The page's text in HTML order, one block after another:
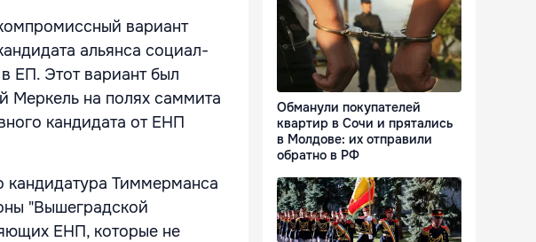
вариант
альянса социал-
ЕП. Этот вариант был
Меркель на полях саммита
кандидата от ЕНП
кандидатура Тиммерманса
"Вышеградской
ЕНП, которые не
Обманули покупателей
квартир в Сочи и прятались
в Молдове: их отправили
обратно в РФ